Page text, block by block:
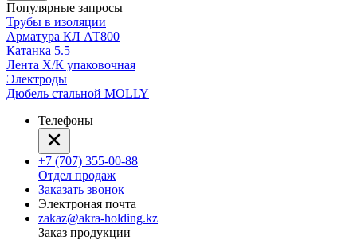
Популярные запросы
Трубы в изоляции
Арматура КЛ АТ800
Катанка 5.5
Лента Х/К упаковочная
Электроды
Дюбель стальной MOLLY
Телефоны
+7 (707) 355-00-88
Отдел продаж
Заказать звонок
Электроная почта
zakaz@akra-holding.kz
Заказ продукции